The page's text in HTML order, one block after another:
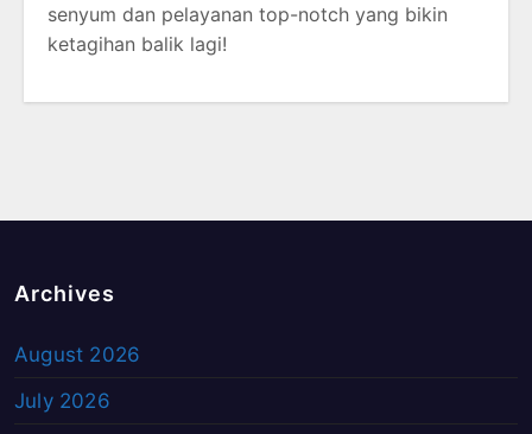
senyum dan pelayanan top-notch yang bikin
ketagihan balik lagi!
Archives
August 2026
July 2026